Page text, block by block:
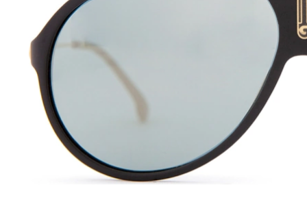
Glashöhe
63 mm
Glasbreite
Glasbreite